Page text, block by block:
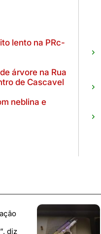
lento na PRc-
árvore na Rua
de Cascavel
neblina e
diz